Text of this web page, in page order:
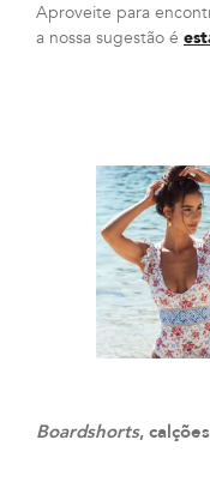
Aproveite para
a nossa sugestão é
Boardshorts,